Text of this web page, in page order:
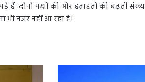
हैं। दोनों पक्षों की ओर हताहतों की बढ़ती
भी नजर नहीं आ रहा है।